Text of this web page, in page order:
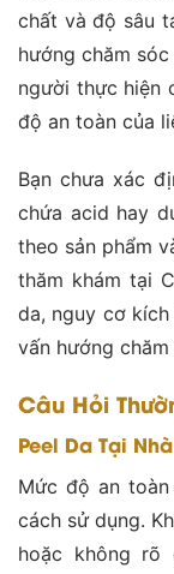
chất và độ sâu
hướng chăm
người thực hiện
độ an toàn của
Bạn chưa xác
chứa acid hay
theo sản phẩm
thăm khám tại
da, nguy cơ
vấn hướng
Câu Hỏi
Peel Da Tại
Mức độ an
cách sử dụng.
hoặc không rõ